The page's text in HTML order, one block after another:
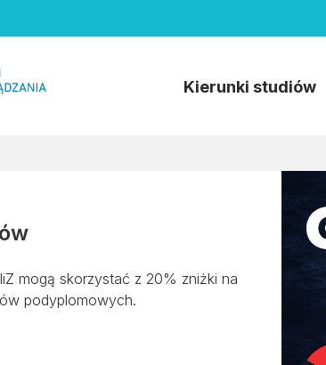
Kierunki studiów
mogą skorzystać z 20% zniżki na
podyplomowych.